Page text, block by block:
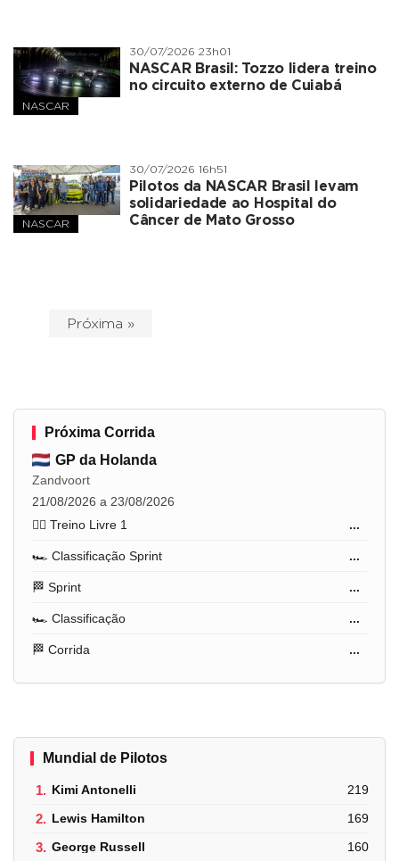
NASCAR
30/07/2026 23h01
NASCAR Brasil: Tozzo lidera treino
no circuito externo de Cuiabá
NASCAR
30/07/2026 16h51
Pilotos da NASCAR Brasil levam
solidariedade ao Hospital do
Câncer de Mato Grosso
Próxima »
Próxima Corrida
GP da Holanda
Zandvoort
21/08/2026 a 23/08/2026
🏋️‍♂️ Treino Livre 1
...
🏎️ Classificação Sprint ...
🏁 Sprint ...
🏎️ Classificação ...
🏁 Corrida ...
Mundial de Pilotos
1. Kimi Antonelli 219
2. Lewis Hamilton 169
3. George Russell 160